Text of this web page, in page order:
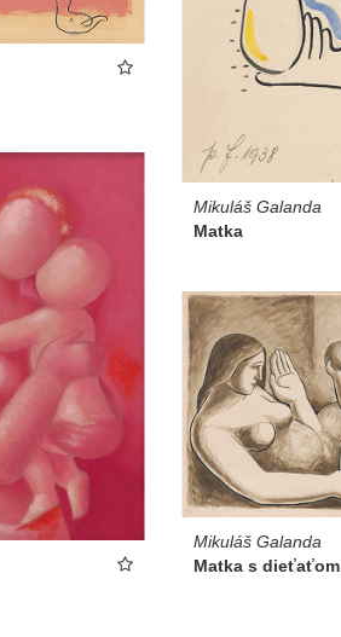
Mikuláš Galanda
Matka
Mikuláš Galanda
Matka s dieťaťom